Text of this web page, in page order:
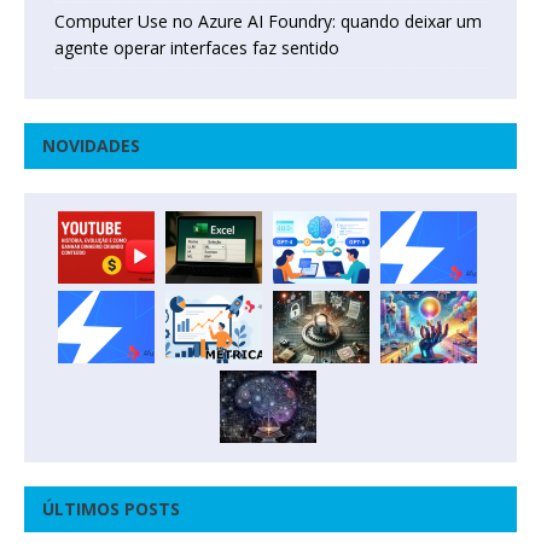
Computer Use no Azure AI Foundry: quando deixar um
agente operar interfaces faz sentido
NOVIDADES
ÚLTIMOS POSTS